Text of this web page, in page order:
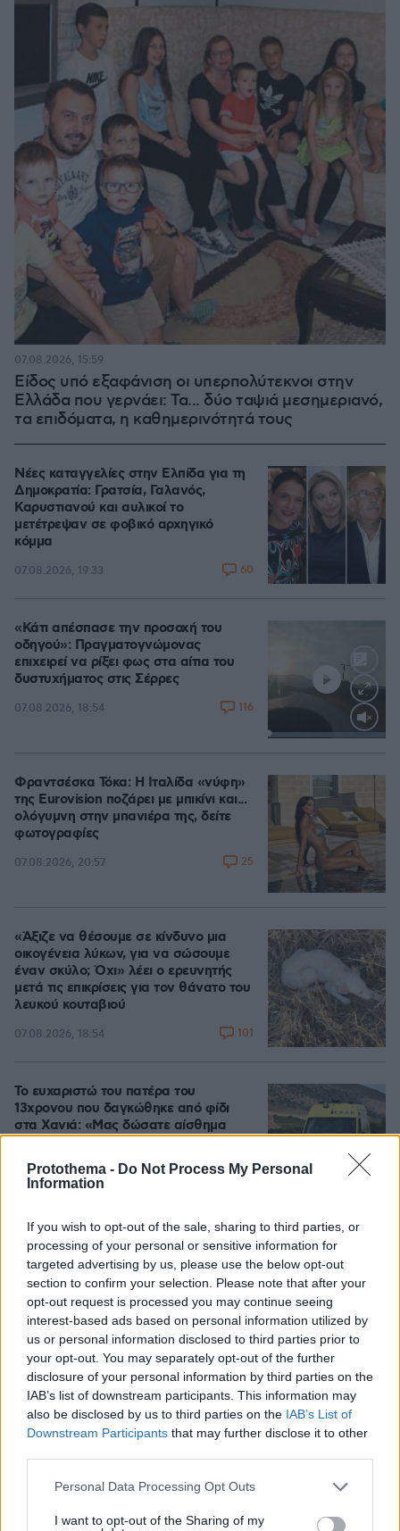
Protothema - Do Not Process My Personal
Information
If you wish to opt-out of the sale, sharing to third parties, or
processing of your personal or sensitive information for
targeted advertising by us, please use the below opt-out
section to confirm your selection. Please note that after your
opt-out request is processed you may continue seeing
interest-based ads based on personal information utilized by
us or personal information disclosed to third parties prior to
your opt-out. You may separately opt-out of the further
disclosure of your personal information by third parties on the
IAB’s list of downstream participants. This information may
also be disclosed by us to third parties on the IAB’s List of
Downstream Participants that may further disclose it to other
Please note that this website/app uses one or more Google
not limited to your visit or usage behaviour. You may click to
Personal Data Processing Opt Outs
I want to opt-out of the Sharing of my
Είδος υπό εξαφάνιση οι υπερπολύτεκνοι στην
Ελλάδα που γερνάει: Τα... δύο ταψιά μεσημεριανό,
τα επιδόματα, η καθημερινότητά τους
07.08.2026, 15:59
Νέες καταγγελίες στην Ελπίδα για τη
Δημοκρατία: Γρατσία, Γαλανός,
Καρυστιανού και αυλικοί το
μετέτρεψαν σε φοβικό αρχηγικό
κόμμα
07.08.2026, 19:33 60
Loaded:
«Κάτι απέσπασε την προσοχή του
οδηγού»: Πραγματογνώμονας
επιχειρεί να ρίξει φως στα αίτια του
δυστυχήματος στις Σέρρες
07.08.2026, 18:54 116
Φραντσέσκα Τόκα: Η Ιταλίδα «νύφη»
της Eurovision ποζάρει με μπικίνι και...
ολόγυμνη στην μπανιέρα της, δείτε
φωτογραφίες
07.08.2026, 20:57 25
«Άξιζε να θέσουμε σε κίνδυνο μια
οικογένεια λύκων, για να σώσουμε
έναν σκύλο; Όχι» λέει ο ερευνητής
μετά τις επικρίσεις για τον θάνατο του
λευκού κουταβιού
07.08.2026, 18:54 101
Το ευχαριστώ του πατέρα του
13χρονου που δαγκώθηκε από φίδι
στα Χανιά: «Μας δώσατε αίσθημα
07.08.2026, 10:26 3
Συγκίνηση στο Πόρτο Γερμενό: Σκύλος
γύρισε σοβαρά τραυματισμένος στο
σπίτι που τον φρόντιζαν μία εβδομάδα
μετά τη φωτιά
07.08.2026, 21:57 4
Games